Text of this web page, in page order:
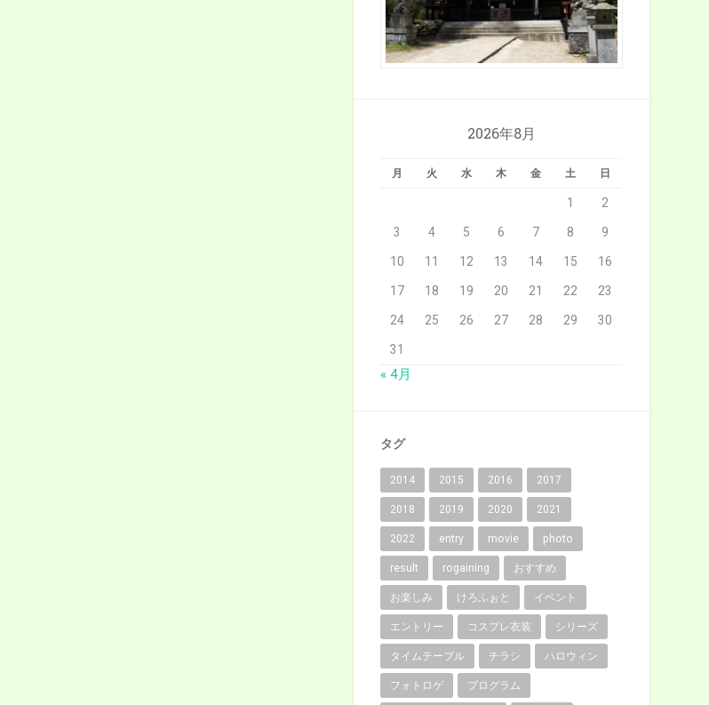
2026年8月
月 火 水 木 金 土 日
1 2
3 4 5 6 7 8 9
10 11 12 13 14 15 16
17 18 19 20 21 22 23
24 25 26 27 28 29 30
31
« 4月
タグ
2014 2015 2016 2017
2018 2019 2020 2021
2022 entry movie photo
result rogaining おすすめ
お楽しみ けろふぉと イベント
エントリー コスプレ衣装 シリーズ
タイムテーブル チラシ ハロウィン
フォトロゲ プログラム